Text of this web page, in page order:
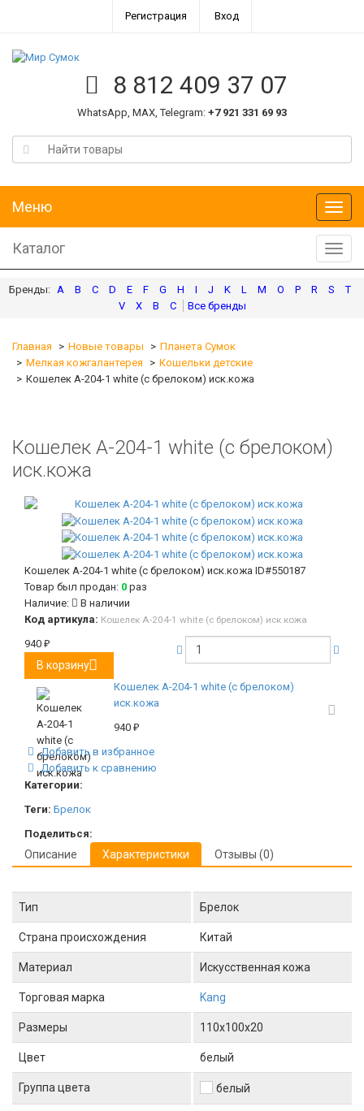
Регистрация Вход
8 812 409 37 07
WhatsApp, MAX, Telegram: +7 921 331 69 93
Меню
Меню
Каталог
A B C D E F G H I J K L M O P R S
T
V
X В С
Главная Новые товары
Планета Сумок
Мелкая кожгалантерея
Кошельки детские
Кошелек A-204-1 white (с брелоком) иск.кожа
Кошелек A-204-1 white (с брелоком)
иск.кожа
Кошелек A-204-1 white (с брелоком) иск.кожа ID#550187
Товар был продан: 0 раз
Наличие:
В наличии
Код артикула: Кошелек A-204-1 white (с брелоком) иск.кожа
940 ₽
В корзину
Кошелек A-204-1 white (с брелоком)
иск.кожа
940 ₽
Добавить в избранное
Добавить к сравнению
Категории:
Теги: Брелок
Поделиться:
Описание Характеристики Отзывы (0)
Тип Брелок
Страна происхождения Китай
Материал Искусственная кожа
Торговая марка Kang
Размеры 110x100x20
Цвет белый
Группа цвета белый